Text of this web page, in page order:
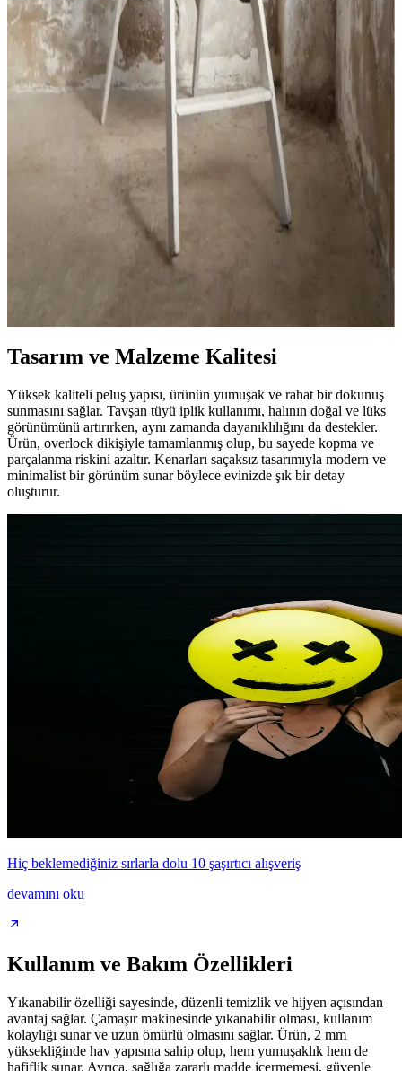
İki farklı banyo paspasını detaylı karşılaştırıyoruz. Raschel Halı
Balat ve Talia Home ürünleri, özellikleri ve kullanıcı yorumlarıyla
banyonuza uygun seçimi yapmanıza yardımcı oluyor.
Saraz Halı Tavşan Tüyü Post Peluş: Modern ve
Yumuşak Tasarımıyla Ev Dekorasyonuna Şıklık
Saraz Tavşan Tüyü Post Peluş halı, yüksek kaliteli, ultra yumuşak
dokusu ve leke tutmaz özelliğiyle ev dekorasyonunuza şıklık ve
konfor sağlar, kolay temizlenir ve farklı alanlarda kullanılabilir.
Lolavien Çift Kişilik Peluş Battaniye: Yumuşak ve
Şık Tasarımıyla Sıcaklık Sunar
Tasarım ve Malzeme Kalitesi
Yüksek kaliteli peluş yapısı, ürünün yumuşak ve rahat bir dokunuş
sunmasını sağlar. Tavşan tüyü iplik kullanımı, halının doğal ve lüks
görünümünü artırırken, aynı zamanda dayanıklılığını da destekler.
Ürün, overlock dikişiyle tamamlanmış olup, bu sayede kopma ve
parçalanma riskini azaltır. Kenarları saçaksız tasarımıyla modern ve
minimalist bir görünüm sunar böylece evinizde şık bir detay
oluşturur.
Hiç beklemediğiniz sırlarla dolu 10 şaşırtıcı alışveriş
devamını oku
Kullanım ve Bakım Özellikleri
Yıkanabilir özelliği sayesinde, düzenli temizlik ve hijyen açısından
avantaj sağlar. Çamaşır makinesinde yıkanabilir olması, kullanım
kolaylığı sunar ve uzun ömürlü olmasını sağlar. Ürün, 2 mm
yüksekliğinde hav yapısına sahip olup, hem yumuşaklık hem de
hafiflik sunar. Ayrıca, sağlığa zararlı madde içermemesi, güvenle